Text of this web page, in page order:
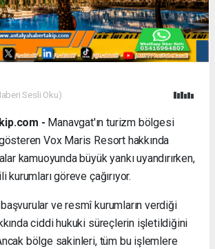
Sesli Oku)
- Manavgat'ın turizm bölgesi
Vox Maris Resort hakkında
kamuoyunda büyük yankı uyandırırken,
kurumları göreve çağırıyor.
ve resmî kurumların verdiği
ciddi hukuki süreçlerin işletildiğini
bölge sakinleri, tüm bu işlemlere